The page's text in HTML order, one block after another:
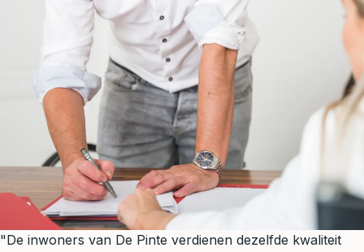
"De inwoners van De Pinte verdienen dezelfde kwaliteit